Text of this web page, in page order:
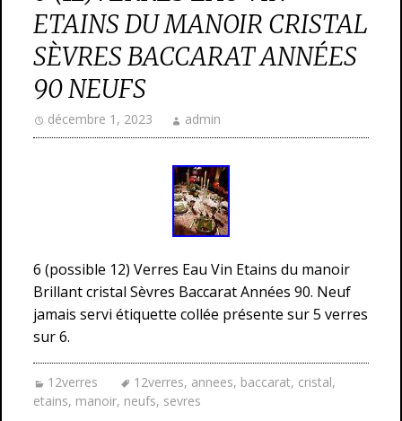
ETAINS DU MANOIR CRISTAL
SÈVRES BACCARAT ANNÉES
90 NEUFS
décembre 1, 2023 admin
6 (possible 12) Verres Eau Vin Etains du manoir
Brillant cristal Sèvres Baccarat Années 90. Neuf
jamais servi étiquette collée présente sur 5 verres
sur 6.
12verres 12verres, annees, baccarat, cristal,
etains, manoir, neufs, sevres